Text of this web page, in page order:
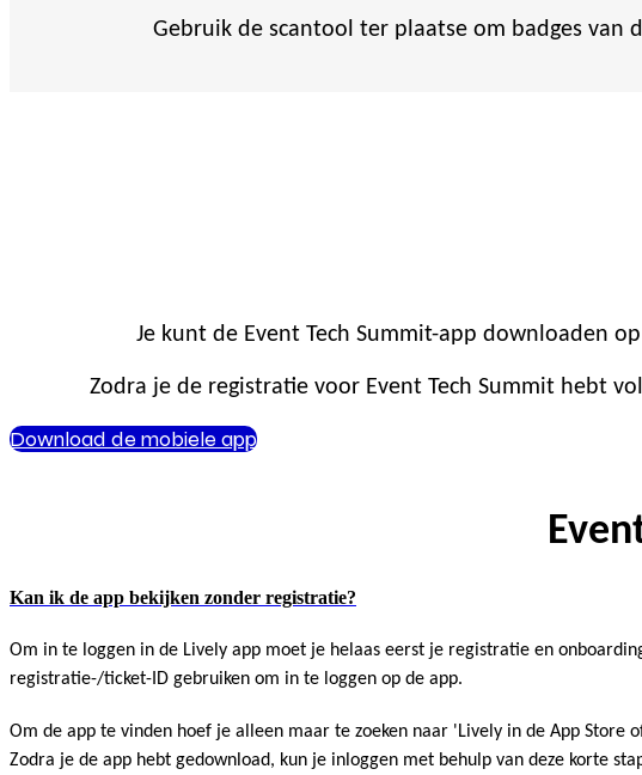
Gebruik de scantool ter plaatse om badges van
Je kunt de Event Tech Summit-app downloaden
Zodra je de registratie voor Event Tech Summit hebt
Download de mobiele app
Kan ik de app bekijken zonder registratie?
Om in te loggen in de Lively app moet je helaas eerst je registratie en
registratie-/ticket-ID gebruiken om in te loggen op de app.
Om de app te vinden hoef je alleen maar te zoeken naar 'Lively in de App Store
Zodra je de app hebt gedownload, kun je inloggen met behulp van deze korte